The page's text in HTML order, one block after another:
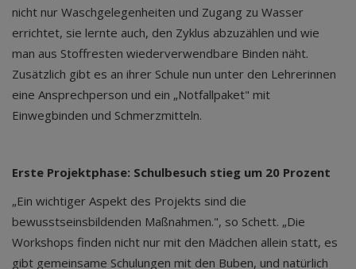
nicht nur Waschgelegenheiten und Zugang zu Wasser
errichtet, sie lernte auch, den Zyklus abzuzählen und wie
man aus Stoffresten wiederverwendbare Binden näht.
Zusätzlich gibt es an ihrer Schule nun unter den Lehrerinnen
eine Ansprechperson und ein „Notfallpaket" mit
Einwegbinden und Schmerzmitteln.
Erste Projektphase: Schulbesuch stieg um 20 Prozent
„Ein wichtiger Aspekt des Projekts sind die
bewusstseinsbildenden Maßnahmen.", so Schett. „Die
Workshops finden nicht nur mit den Mädchen allein statt, es
gibt gemeinsame Schulungen mit den Buben, und natürlich